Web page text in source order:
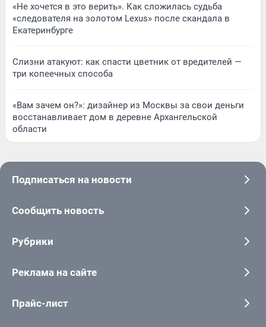
«Не хочется в это верить». Как сложилась судьба
«следователя на золотом Lexus» после скандала в
Екатеринбурге
Слизни атакуют: как спасти цветник от вредителей —
три копеечных способа
«Вам зачем он?»: дизайнер из Москвы за свои деньги
восстанавливает дом в деревне Архангельской
области
Подписаться на новости
Сообщить новость
Рубрики
Реклама на сайте
Прайс-лист